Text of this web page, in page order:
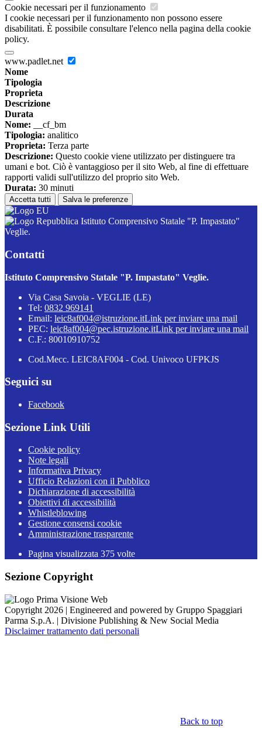
Cookie necessari per il funzionamento
I cookie necessari per il funzionamento non possono essere
disabilitati. È possibile consultare l'elenco nella pagina della cookie
policy.
www.padlet.net
Nome
Tipologia
Proprieta
Descrizione
Durata
Nome: __cf_bm
Tipologia: analitico
Proprieta: Terza parte
Descrizione: Questo cookie viene utilizzato per distinguere tra
umani e bot. Ciò è vantaggioso per il sito Web, al fine di effettuare
rapporti validi sull'utilizzo del proprio sito Web.
Durata: 30 minuti
Accetta tutti Salva le preferenze
Istituto Comprensivo Statale "P. Impastato"
Veglie.
Contatti
Istituto Comprensivo Statale "P. Impastato" Veglie.
Via Casa Savoia - VEGLIE (LE)
Tel: 0832 969141
Email: leic8af004@istruzione.itLink per inviare una mail
PEC: leic8af004@pec.istruzione.itLink per inviare una mail
C.F.: 80010910752
Cod.Mecc. LEIC8AF004 - Cod. Univoco UFPKJS
Seguici su
Facebook
Sezione Link Utili
Cookie policy
Note legali
Informativa Privacy
Ufficio Relazioni con il Pubblico
Dichiarazione di accessibilità
Obiettivi di accessibilità
Whistleblowing
Gestione consensi cookie
Amministrazione trasparente
Pagina visualizzata 375 volte
Sezione Copyright
Copyright 2026 | Engineered and powered by Gruppo Spaggiari
Parma S.p.A. | Divisione Publishing & New Social Media
Disclaimer trattamento dati personali
Back to top